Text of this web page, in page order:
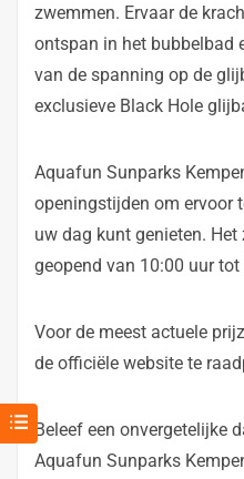
zwemmen. Ervaar de
ontspan in het bubbelbad
van de spanning op de
exclusieve Black Hole
Aquafun Sunparks
openingstijden om ervoor
uw dag kunt genieten.
geopend van 10:00 uur tot
Voor de meest actuele
de officiële website te
Beleef een onvergetelijke
Aquafun Sunparks